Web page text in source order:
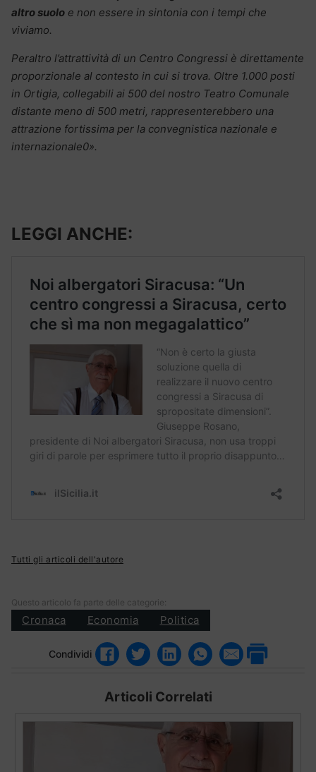
altro suolo e non essere in sintonia con i tempi che
viviamo.
Peraltro l’attrattività di un Centro Congressi è direttamente
proporzionale al contesto in cui si trova. Oltre 1.000 posti
in Ortigia, collegabili ai 500 del nostro Teatro Comunale
distante meno di 500 metri, rappresenterebbero una
attrazione fortissima per la convegnistica nazionale e
internazionale0».
LEGGI ANCHE:
Tutti gli articoli dell'autore
Questo articolo fa parte delle categorie:
Cronaca Economia Politica
Condividi
Articoli Correlati